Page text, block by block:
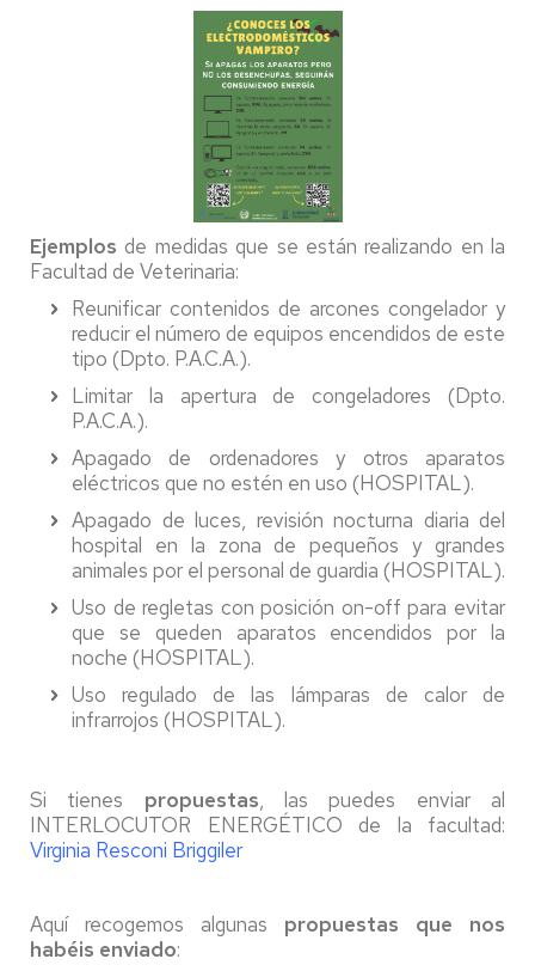
Ejemplos de medidas que se están realizando en la
Facultad de Veterinaria:
Reunificar contenidos de arcones congelador y
reducir el número de equipos encendidos de este
tipo (Dpto. P.A.C.A.).
Limitar la apertura de congeladores (Dpto.
P.A.C.A.).
Apagado de ordenadores y otros aparatos
eléctricos que no estén en uso (HOSPITAL).
Apagado de luces, revisión nocturna diaria del
hospital en la zona de pequeños y grandes
animales por el personal de guardia (HOSPITAL).
Uso de regletas con posición on-off para evitar
que se queden aparatos encendidos por la
noche (HOSPITAL).
Uso regulado de las lámparas de calor de
infrarrojos (HOSPITAL).
Si tienes propuestas, las puedes enviar al
INTERLOCUTOR ENERGÉTICO de la facultad:
Virginia Resconi Briggiler
Aquí recogemos algunas propuestas que nos
habéis enviado: